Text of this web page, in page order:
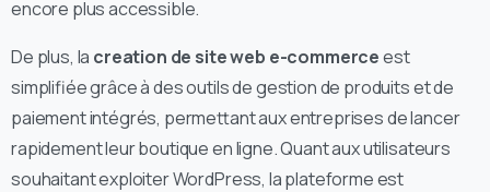
encore plus accessible.
De plus, la creation de site web e-commerceest
simplifiée grâce à des outils de gestion de produits et de
paiement intégrés, permettant aux entreprises de lancer
rapidement leur boutique en ligne. Quant aux utilisateurs
souhaitant exploiter WordPress, la plateforme est